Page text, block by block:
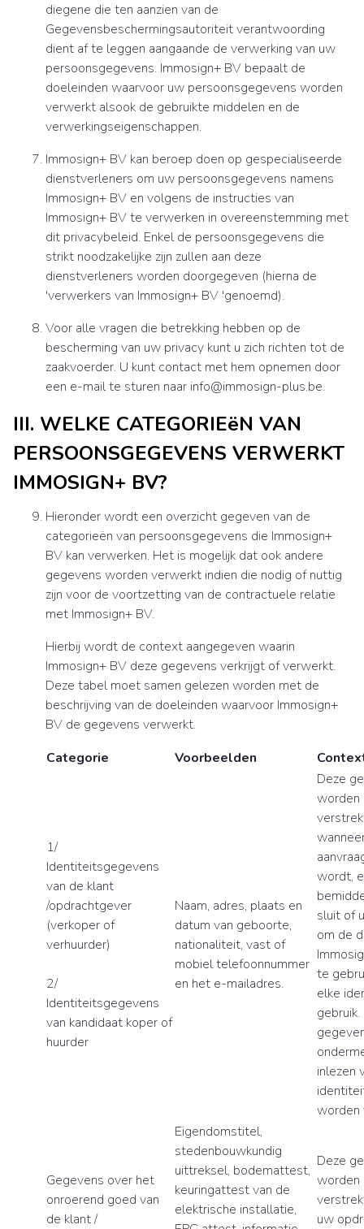
diegene die ten aanzien van de
Gegevensbeschermingsautoriteit verantwoording
dient af te leggen aangaande de verwerking van uw
persoonsgegevens. Immosign+ BV bepaalt de
doeleinden waarvoor uw persoonsgegevens worden
verwerkt alsook de gebruikte middelen en de
verwerkingseigenschappen.
Immosign+ BV kan beroep doen op gespecialiseerde
dienstverleners om uw persoonsgegevens namens
Immosign+ BV en volgens de instructies van
Immosign+ BV te verwerken in overeenstemming met
dit privacybeleid. Enkel de persoonsgegevens die
strikt noodzakelijke zijn zullen aan deze
dienstverleners worden doorgegeven (hierna de
'verwerkers van Immosign+ BV 'genoemd).
Voor alle vragen die betrekking hebben op de
bescherming van uw privacy kunt u zich richten tot de
zaakvoerder. U kunt contact met hem opnemen door
een e-mail te sturen naar info@immosign-plus.be.
III. WELKE CATEGORIEëN VAN
PERSOONSGEGEVENS VERWERKT
IMMOSIGN+ BV?
Hieronder wordt een overzicht gegeven van de
categorieën van persoonsgegevens die Immosign+
BV kan verwerken. Het is mogelijk dat ook andere
gegevens worden verwerkt indien die nodig of nuttig
zijn voor de voortzetting van de contractuele relatie
met Immosign+ BV.
Hierbij wordt de context aangegeven waarin
Immosign+ BV deze gegevens verkrijgt of verwerkt.
Deze tabel moet samen gelezen worden met de
beschrijving van de doeleinden waarvoor Immosign+
BV de gegevens verwerkt.
Categorie
Voorbeelden
1/
Identiteitsgegevens
van de klant
/opdrachtgever
(verkoper of
verhuurder)
2/
Identiteitsgegevens
van kandidaat koper of
huurder
Naam, adres, plaats en
datum van geboorte,
nationaliteit, vast of
mobiel telefoonnummer
en het e-mailadres.
Deze
worden
wordt,
sluit of
om de
te
elke
inlezen
worden
Gegevens over het
onroerend goed van
de klant /
Eigendomstitel,
stedenbouwkundig
uittreksel, bodemattest,
keuringattest van de
elektrische installatie,
Deze
worden
uw